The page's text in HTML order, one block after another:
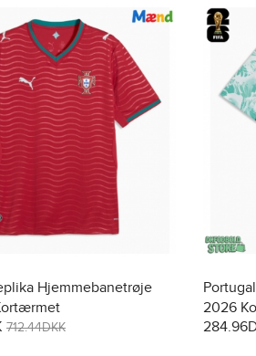
Hjemmebanetrøje
712.44DKK
2026